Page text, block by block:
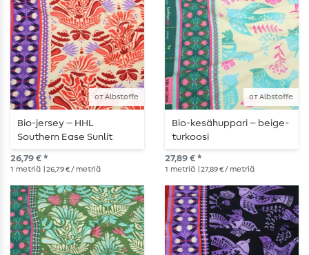
от Albstoffe
Bio-jersey – HHL
Southern Ease Sunlit
Botanica, beige ja
punainen
26,79 € *
1 metriä | 26,79 € / metriä
от Albstoffe
Bio-kesähuppari – beige-
turkoosi
27,89 € *
1 metriä | 27,89 € / metriä